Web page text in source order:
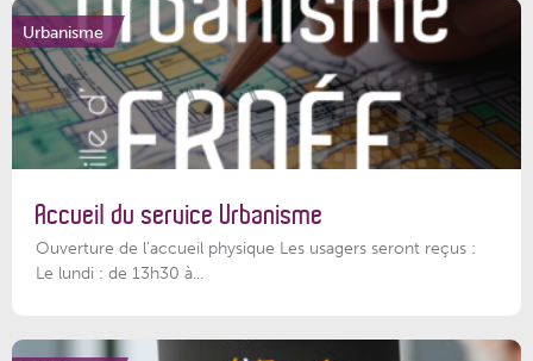
Urbanisme
Accueil du service Urbanisme
Ouverture de l'accueil physique Les usagers seront reçus :
Le lundi : de 13h30 à...